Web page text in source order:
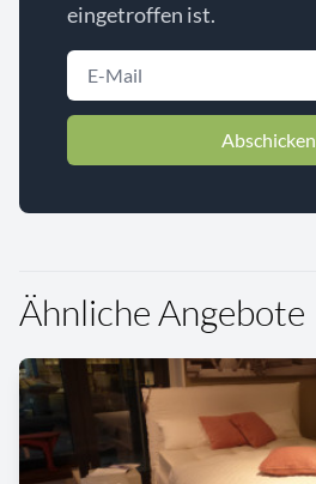
eingetroffen ist.
Abschicken
Ähnliche Angebote